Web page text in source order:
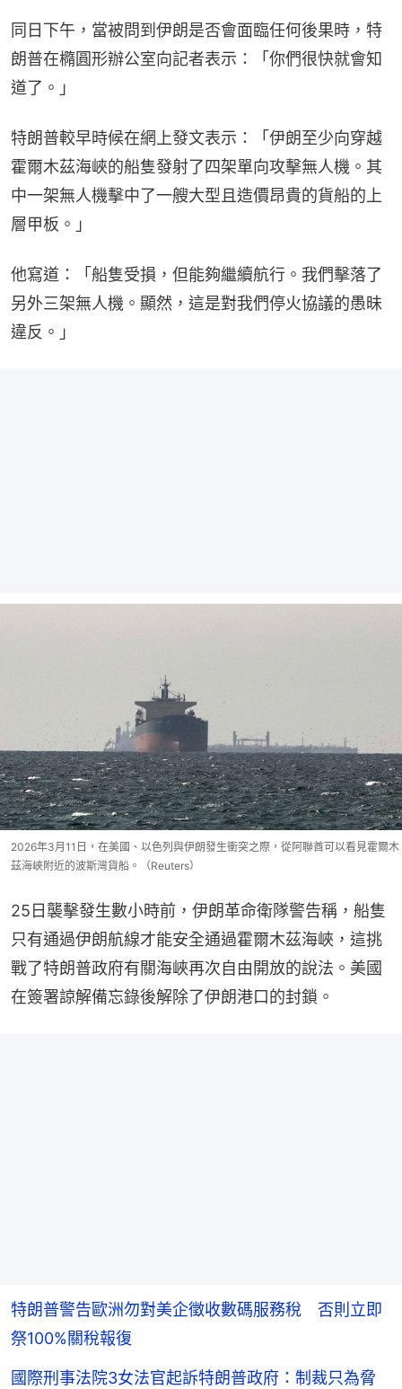
同日下午，當被問到伊朗是否會面臨任何後果時，特
朗普在橢圓形辦公室向記者表示：「你們很快就會知
道了。」
特朗普較早時候在網上發文表示：「伊朗至少向穿越
霍爾木茲海峽的船隻發射了四架單向攻擊無人機。其
中一架無人機擊中了一艘大型且造價昂貴的貨船的上
層甲板。」
他寫道：「船隻受損，但能夠繼續航行。我們擊落了
另外三架無人機。顯然，這是對我們停火協議的愚昧
違反。」
2026年3月11日，在美國、以色列與伊朗發生衝突之際，從阿聯酋可以看見霍爾木
茲海峽附近的波斯灣貨船。（Reuters）
25日襲擊發生數小時前，伊朗革命衛隊警告稱，船隻
只有通過伊朗航線才能安全通過霍爾木茲海峽，這挑
戰了特朗普政府有關海峽再次自由開放的說法。美國
在簽署諒解備忘錄後解除了伊朗港口的封鎖。
特朗普警告歐洲勿對美企徵收數碼服務稅 否則立即
祭100%關稅報復
國際刑事法院3女法官起訴特朗普政府：制裁只為脅